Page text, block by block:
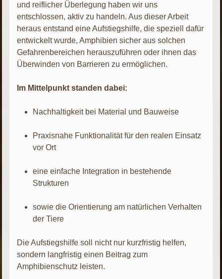
und reiflicher Überlegung haben wir uns
entschlossen, aktiv zu handeln. Aus dieser Arbeit
heraus entstand eine Aufstiegshilfe, die speziell dafür
entwickelt wurde, Amphibien sicher aus solchen
Gefahrenbereichen herauszuführen oder ihnen das
Überwinden von Barrieren zu ermöglichen.
Im Mittelpunkt standen dabei:
Nachhaltigkeit bei Material und Bauweise
Praxisnahe Funktionalität für den realen Einsatz
vor Ort
eine einfache Integration in bestehende
Strukturen
sowie die Orientierung am natürlichen Verhalten
der Tiere
Die Aufstiegshilfe soll nicht nur kurzfristig helfen,
sondern langfristig einen Beitrag zum
Amphibienschutz leisten.